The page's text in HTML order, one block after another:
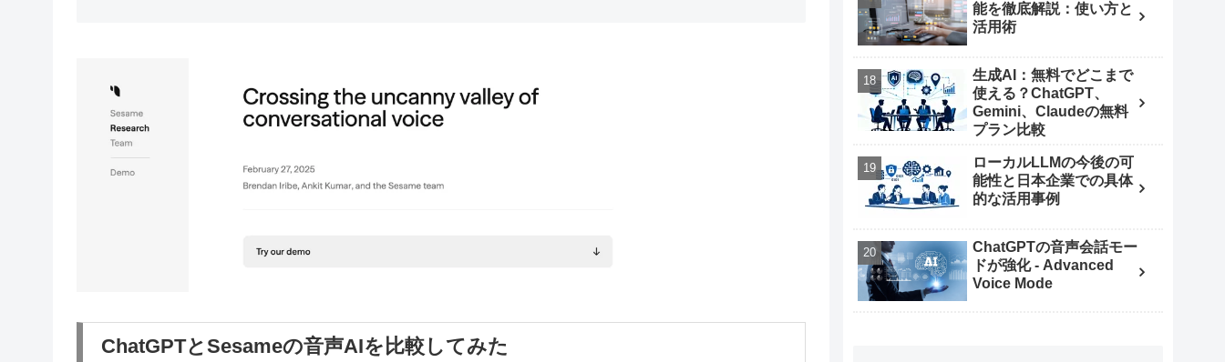
ChatGPTとSesameの音声AIを比較してみた
能を徹底解説：使い方と
活用術
生成AI：無料でどこまで
使える？ChatGPT、
Gemini、Claudeの無料
プラン比較
ローカルLLMの今後の可
能性と日本企業での具体
的な活用事例
ChatGPTの音声会話モー
ドが強化 - Advanced
Voice Mode